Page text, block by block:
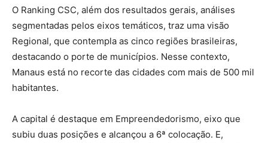
O Ranking CSC, além dos resultados gerais, análises
segmentadas pelos eixos temáticos, traz uma visão
Regional, que contempla as cinco regiões brasileiras,
destacando o porte de municípios. Nesse contexto,
Manaus está no recorte das cidades com mais de 500 mil
habitantes.
A capital é destaque em Empreendedorismo, eixo que
subiu duas posições e alcançou a 6ª colocação. E,